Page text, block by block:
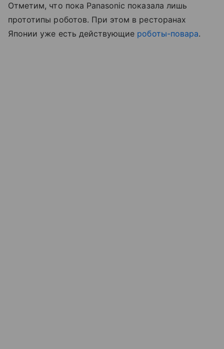
Отметим, что пока Panasonic показала лишь
прототипы роботов. При этом в ресторанах
Японии уже есть действующие роботы-повара.